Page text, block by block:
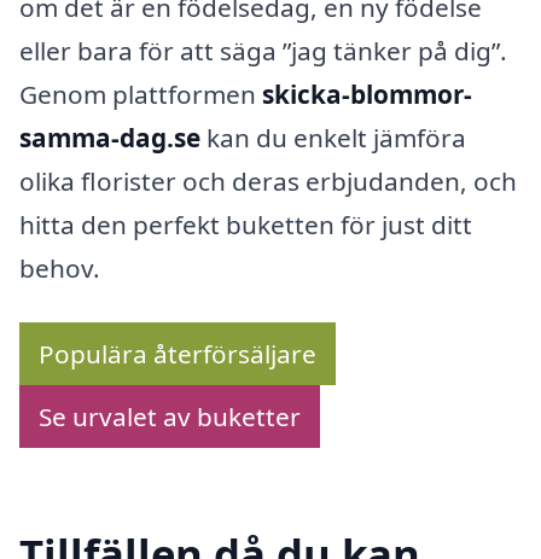
eller bara för att säga ”jag tänker på dig”.
Genom plattformen skicka-blommor-
samma-dag.se kan du enkelt jämföra
olika florister och deras erbjudanden, och
hitta den perfekt buketten för just ditt
behov.
Populära återförsäljare
Se urvalet av buketter